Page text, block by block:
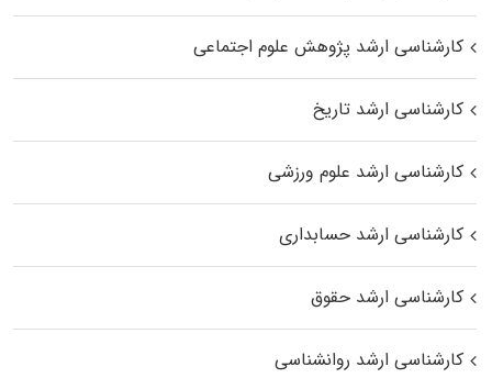
کارشناسی ارشد پژوهش علوم اجتماعی
کارشناسی ارشد تاریخ
کارشناسی ارشد علوم ورزشی
کارشناسی ارشد حسابداری
کارشناسی ارشد حقوق
کارشناسی ارشد روانشناسی